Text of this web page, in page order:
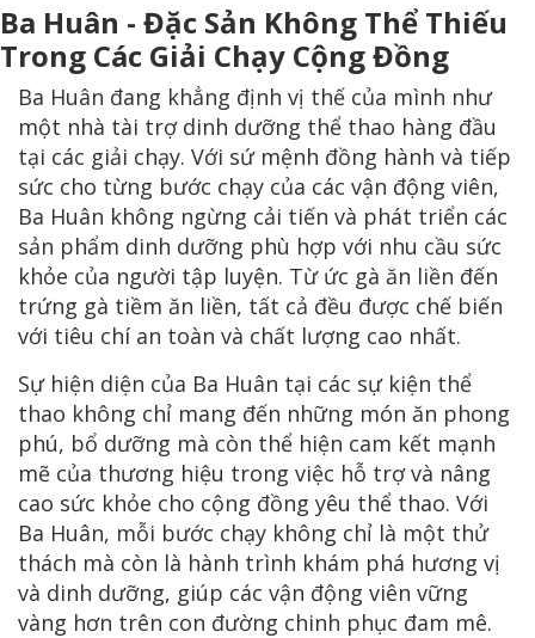
Ba Huân - Đặc Sản Không Thể Thiếu
Trong Các Giải Chạy Cộng Đồng
Ba Huân đang khẳng định vị thế của mình như
một nhà tài trợ dinh dưỡng thể thao hàng đầu
tại các giải chạy. Với sứ mệnh đồng hành và tiếp
sức cho từng bước chạy của các vận động viên,
Ba Huân không ngừng cải tiến và phát triển các
sản phẩm dinh dưỡng phù hợp với nhu cầu sức
khỏe của người tập luyện. Từ ức gà ăn liền đến
trứng gà tiềm ăn liền, tất cả đều được chế biến
với tiêu chí an toàn và chất lượng cao nhất.
Sự hiện diện của Ba Huân tại các sự kiện thể
thao không chỉ mang đến những món ăn phong
phú, bổ dưỡng mà còn thể hiện cam kết mạnh
mẽ của thương hiệu trong việc hỗ trợ và nâng
cao sức khỏe cho cộng đồng yêu thể thao. Với
Ba Huân, mỗi bước chạy không chỉ là một thử
thách mà còn là hành trình khám phá hương vị
và dinh dưỡng, giúp các vận động viên vững
vàng hơn trên con đường chinh phục đam mê.